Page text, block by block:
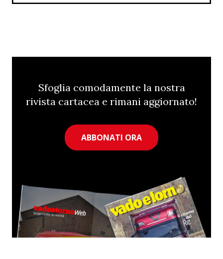
Sfoglia comodamente la nostra
rivista cartacea e rimani aggiornato!
ABBONATI ORA